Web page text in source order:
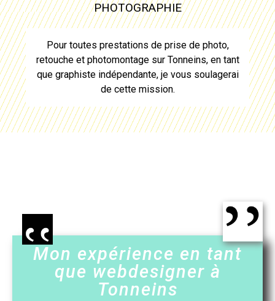
PHOTOGRAPHIE
Pour toutes prestations de prise de photo,
retouche et photomontage sur Tonneins, en tant
que graphiste indépendante, je vous soulagerai
de cette mission.
Mon expérience en tant
que webdesigner à
Tonneins